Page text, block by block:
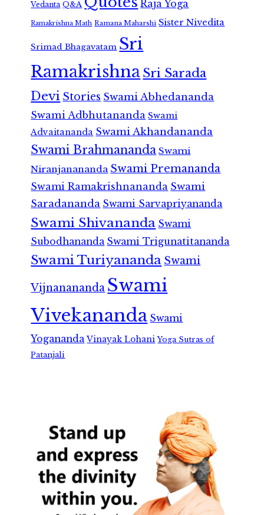
Vedanta Q&A Raja Yoga
Ramakrishna Math Ramana Maharshi Sister Nivedita
Srimad Bhagavatam Sri
RamakrishnaSri Sarada
Devi Stories Swami Abhedananda
Swami Adbhutananda Swami
Advaitananda Swami Akhandananda
Swami Brahmananda Swami
Niranjanananda Swami Premananda
Swami Ramakrishnananda Swami
Saradananda Swami Sarvapriyananda
Swami Shivananda Swami
Subodhananda Swami Trigunatitananda
Swami Turiyananda Swami
Vijnanananda Swami
Vivekananda Swami
Yogananda Vinayak Lohani Yoga Sutras of
Patanjali